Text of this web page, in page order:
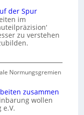
der Spur
im
zu verstehen
Normungsgremien
zusammen
wollen